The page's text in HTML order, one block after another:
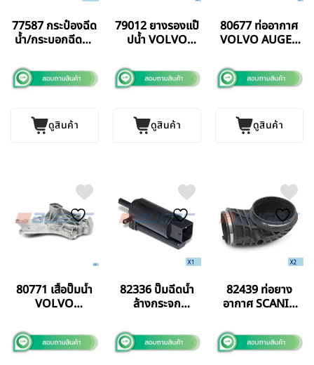
77587 กระป๋องฉีด
น้ำ/กระบอกฉีดน้ำ
AUGER
GERMANY แท้
ดูสินค้า
79012 ยางรองแป๊
ปน้ำ VOLVO
GERMANY แท้
ดูสินค้า
80677 ท่ออากาศ
VOLVO AUGER
ดูสินค้า
80771 เสื้อปั๊มน้ำ
VOLVO
(D11-D12)/UD
QUESTER 370
82336 ปั๊มฉีดน้ำ
ล้างกระจก
ใหม่ AUGER
GERMANY แท้
82439 ท่อยาง
อากาศ SCANIA
GERMANY แท้